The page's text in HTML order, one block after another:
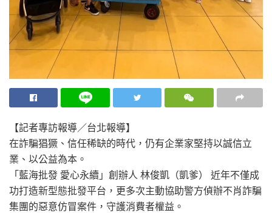
【記者專訪報導／台北報導】
在詐騙猖獗、信任稀缺的時代，仍有企業家堅持以誠信立
業、以公益為本。
「藍海批發 愛心永續」創辦人 林俊凱（凱爹） 近年不僅成
功打造新型態批發平台，更多次主動協助警方偵辦不肖詐騙
集團的惡意仿冒案件，守護消費者權益。